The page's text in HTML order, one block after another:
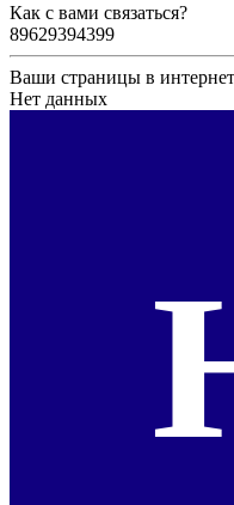
Как с вами связаться?
89629394399
Ваши страницы в
Нет данных